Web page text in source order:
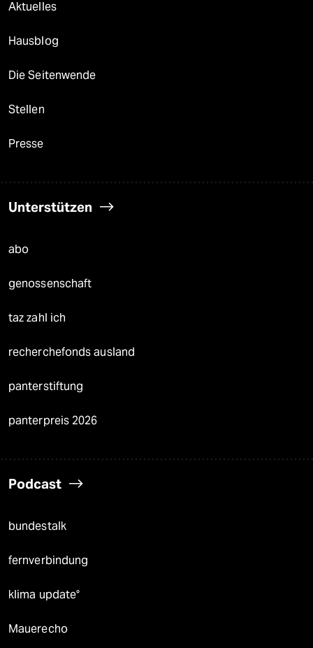
Aktuelles
Hausblog
Die Seitenwende
Stellen
Presse
Unterstützen
abo
genossenschaft
taz zahl ich
recherchefonds ausland
panterstiftung
panterpreis 2026
Podcast
bundestalk
fernverbindung
klima update°
Mauerecho